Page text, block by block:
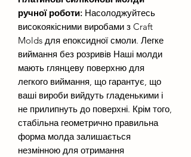
ручної роботи: Насолоджуйтесь
високоякісними виробами з Craft
Molds для епоксидної смоли. Легке
виймання без розривів Наші молди
мають глянцеву поверхню для
легкого виймання, що гарантує, що
ваші вироби вийдуть гладенькими і
не прилипнуть до поверхні. Крім того,
стабільна геометрично правильна
форма молда залишається
незмінною для отримання